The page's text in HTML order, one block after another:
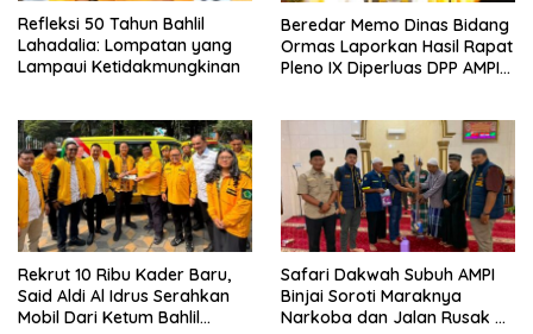
Refleksi 50 Tahun Bahlil
Lahadalia: Lompatan yang
Lampaui Ketidakmungkinan
Beredar Memo Dinas Bidang
Ormas Laporkan Hasil Rapat
Pleno IX Diperluas DPP AMPI
Rekrut 10 Ribu Kader Baru,
Said Aldi Al Idrus Serahkan
Mobil Dari Ketum Bahlil
Safari Dakwah Subuh AMPI
Binjai Soroti Maraknya
Narkoba dan Jalan Rusak di